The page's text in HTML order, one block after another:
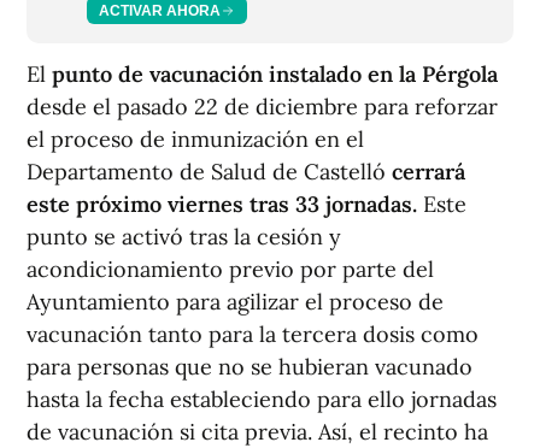
ACTIVAR AHORA
El punto de vacunación instalado en la Pérgola
desde el pasado 22 de diciembre para reforzar
el proceso de inmunización en el
Departamento de Salud de Castelló cerrará
este próximo viernes tras 33 jornadas. Este
punto se activó tras la cesión y
acondicionamiento previo por parte del
Ayuntamiento para agilizar el proceso de
vacunación tanto para la tercera dosis como
para personas que no se hubieran vacunado
hasta la fecha estableciendo para ello jornadas
de vacunación si cita previa. Así, el recinto ha